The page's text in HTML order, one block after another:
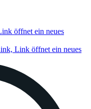
öffnet ein neues
Link öffnet ein neues